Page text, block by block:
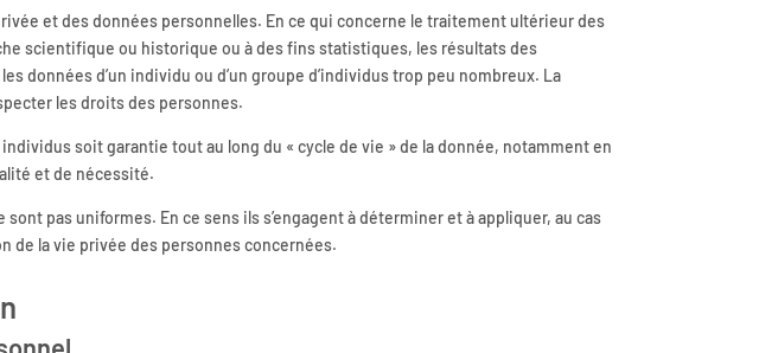
et des données personnelles. En ce qui concerne le traitement ultérieur des
scientifique ou historique ou à des fins statistiques, les résultats des
d’un individu ou d’un groupe d’individus trop peu nombreux. La
les droits des personnes.
soit garantie tout au long du « cycle de vie » de la donnée, notamment en
et de nécessité.
pas uniformes. En ce sens ils s’engagent à déterminer et à appliquer, au cas
de la vie privée des personnes concernées.